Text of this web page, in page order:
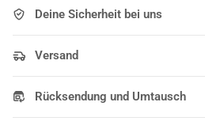
Deine Sicherheit bei uns
Versand
Rücksendung und Umtausch